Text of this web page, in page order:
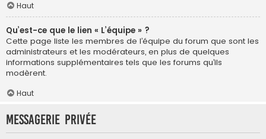
Haut
Qu’est-ce que le lien « L’équipe » ?
Cette page liste les membres de l’équipe du forum que sont les
administrateurs et les modérateurs, en plus de quelques
informations supplémentaires tels que les forums qu’ils
modèrent.
Haut
Messagerie privée